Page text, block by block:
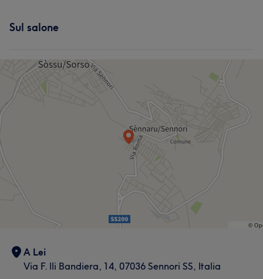
Sul salone
A Lei
Via F. lli Bandiera, 14, 07036 Sennori SS, Italia